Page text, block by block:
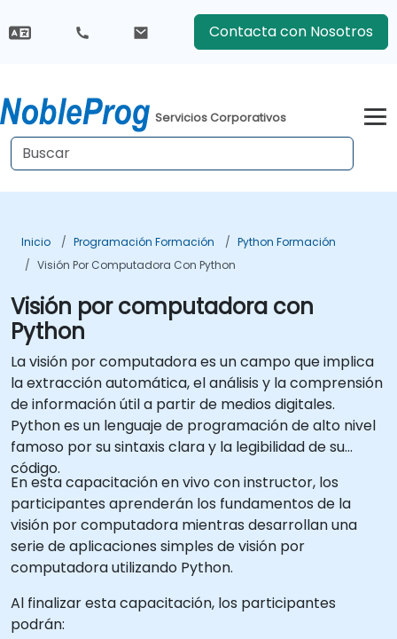
Contacta con Nosotros
Servicios Corporativos
Inicio Programación Formación
Python Formación
Visión Por Computadora Con Python
Visión por computadora con
Python
La visión por computadora es un campo que implica
la extracción automática, el análisis y la comprensión
de información útil a partir de medios digitales.
Python es un lenguaje de programación de alto nivel
famoso por su sintaxis clara y la legibilidad de su
código.
En esta capacitación en vivo con instructor, los
participantes aprenderán los fundamentos de la
visión por computadora mientras desarrollan una
serie de aplicaciones simples de visión por
computadora utilizando Python.
Al finalizar esta capacitación, los participantes
podrán: